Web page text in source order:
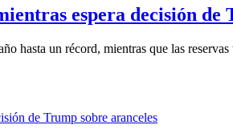
espera decisión de
hasta un récord, mientras que las